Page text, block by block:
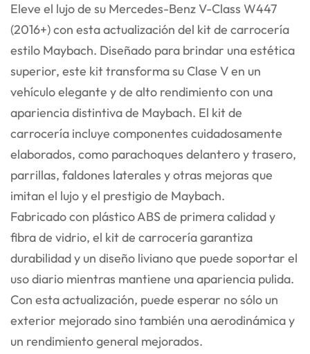
Eleve el lujo de su Mercedes-Benz V-Class W447
(2016+) con esta actualización del kit de carrocería
estilo Maybach. Diseñado para brindar una estética
superior, este kit transforma su Clase V en un
vehículo elegante y de alto rendimiento con una
apariencia distintiva de Maybach. El kit de
carrocería incluye componentes cuidadosamente
elaborados, como parachoques delantero y trasero,
parrillas, faldones laterales y otras mejoras que
imitan el lujo y el prestigio de Maybach.
Fabricado con plástico ABS de primera calidad y
fibra de vidrio, el kit de carrocería garantiza
durabilidad y un diseño liviano que puede soportar el
uso diario mientras mantiene una apariencia pulida.
Con esta actualización, puede esperar no sólo un
exterior mejorado sino también una aerodinámica y
un rendimiento general mejorados.